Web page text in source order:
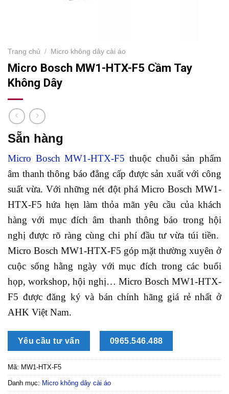
Trang chủ / Micro không dây cài áo
Micro Bosch MW1-HTX-F5 Cầm Tay
Không Dây
Sẵn hàng
Micro Bosch MW1-HTX-F5 thuộc chuỗi sản phẩm
âm thanh thông báo đẳng cấp được sản xuất với công
suất vừa. Với những nét đột phá Micro Bosch MW1-
HTX-F5 hứa hẹn làm thỏa mãn yêu cầu của khách
hàng với mục đích âm thanh thông báo trong hội
nghị được rõ ràng cùng chi phí đầu tư vừa túi tiền.
Micro Bosch MW1-HTX-F5 góp mặt thường xuyên ở
cuộc sống hằng ngày với mục đích trong các buổi
họp, workshop, hội nghị… Micro Bosch MW1-HTX-
F5 được đăng ký và bán chính hãng giá rẻ nhất ở
AHK Việt Nam.
Yêu cầu tư vấn 0965.546.488
Mã: MW1-HTX-F5
Danh mục: Micro không dây cài áo